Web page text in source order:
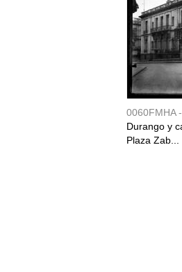
0060FMHA -
Durango y
Plaza Zab...